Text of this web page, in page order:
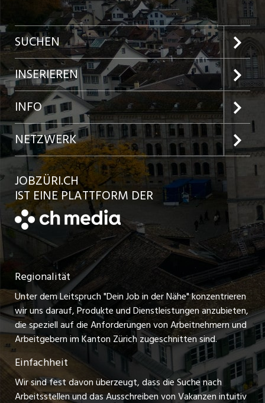
SUCHEN
Jobs im Kanton Zürich
Jobs in der Stadt Zürich
Jobs in der Stadt Winterthur
Jobs in der Stadt Bülach
Jobs in der Stadt Uster
Jobs in der Stadt Horgen
Festanstellungen
Temporäre Jobs
Freelance Jobs
Praktikum-Jobs
Lehrstellen
Ferienjobs
INSERIEREN
Preise und Leistungen
Inserat aufgeben
Kundenlogin
Schnittstelle
INFO
Team
Ratgeber
AGB
Datenschutzerklärung
Nutzungsbedingungen
Impressum
Stellenmeldepflicht
NETZWERK
jobbasel.ch
jobbern.ch
jobmittelland.ch
zentraljob.ch
myjob.ch
schaffu.ch (VS)
ajourjob.ch
limmattalerzeitung.ch
JOBZÜRI.CH
IST EINE PLATTFORM DER
Regionalität
Unter dem Leitspruch "Dein Job in der Nähe" konzentrieren
wir uns darauf, Produkte und Dienstleistungen anzubieten,
die speziell auf die Anforderungen von Arbeitnehmern und
Arbeitgebern im Kanton Zürich zugeschnitten sind.
Einfachheit
Wir sind fest davon überzeugt, dass die Suche nach
Arbeitsstellen und das Ausschreiben von Vakanzen intuitiv